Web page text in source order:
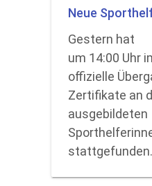
Neue
Gestern hat
um 14:00 Uhr
offizielle
Zertifikate an
ausgebildeten